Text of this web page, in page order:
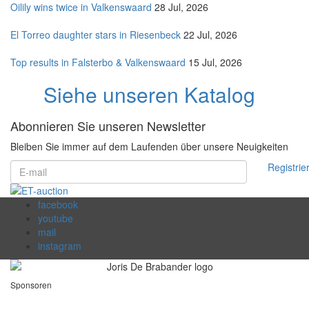
Oilily wins twice in Valkenswaard 28 Jul, 2026
El Torreo daughter stars in Riesenbeck 22 Jul, 2026
Top results in Falsterbo & Valkenswaard 15 Jul, 2026
Siehe unseren Katalog
Abonnieren Sie unseren Newsletter
Bleiben Sie immer auf dem Laufenden über unsere Neuigkeiten
facebook
youtube
mail
instagram
Sponsoren